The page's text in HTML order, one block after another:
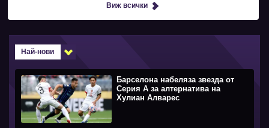
Виж всички
Най-нови
Барселона набеляза звезда от
Серия А за алтернатива на
Хулиан Алварес